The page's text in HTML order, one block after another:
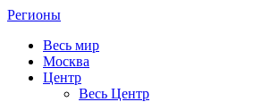
Регионы
Весь мир
Москва
Центр
Весь Центр